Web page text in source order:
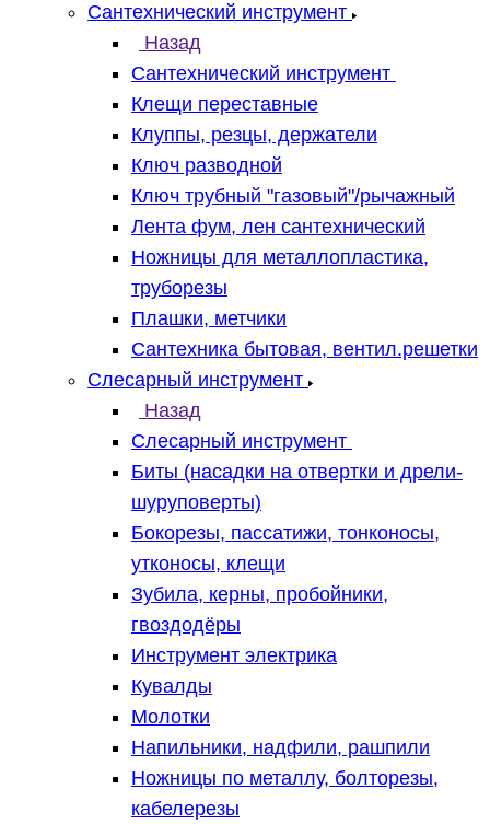
Сантехнический инструмент
Назад
Сантехнический инструмент
Клещи переставные
Клуппы, резцы, держатели
Ключ разводной
Ключ трубный "газовый"/рычажный
Лента фум, лен сантехнический
Ножницы для металлопластика,
труборезы
Плашки, метчики
Сантехника бытовая, вентил.решетки
Слесарный инструмент
Назад
Слесарный инструмент
Биты (насадки на отвертки и дрели-
шуруповерты)
Бокорезы, пассатижи, тонконосы,
утконосы, клещи
Зубила, керны, пробойники,
гвоздодёры
Инструмент электрика
Кувалды
Молотки
Напильники, надфили, рашпили
Ножницы по металлу, болторезы,
кабелерезы